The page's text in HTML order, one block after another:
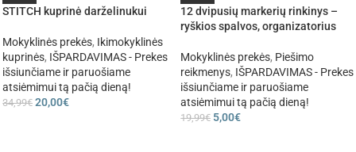
STITCH kuprinė darželinukui
Mokyklinės prekės, Ikimokyklinės
kuprinės, IŠPARDAVIMAS - Prekes
išsiunčiame ir paruošiame
atsiėmimui tą pačią dieną!
34,99€ 20,00€
12 dvipusių markerių rinkinys –
ryškios spalvos, organizatorius
Mokyklinės prekės, Piešimo
reikmenys, IŠPARDAVIMAS - Prekes
išsiunčiame ir paruošiame
atsiėmimui tą pačią dieną!
19,99€ 5,00€